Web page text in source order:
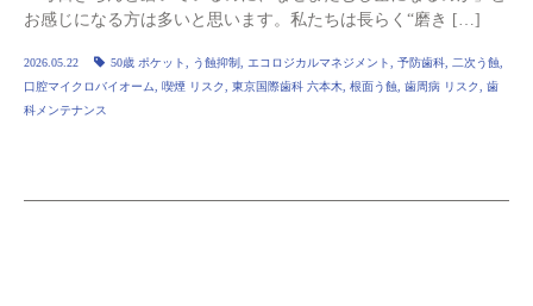
お感じになる方は多いと思います。私たちは長らく“磨き […]
2026.05.22 50歳 ポケット う蝕抑制 エコロジカルマネジメント 予防歯科 二次う蝕
口腔マイクロバイオーム
喫煙 リスク 東京国際歯科 六本木 根面う蝕 歯周病 リスク
歯
科メンテナンス